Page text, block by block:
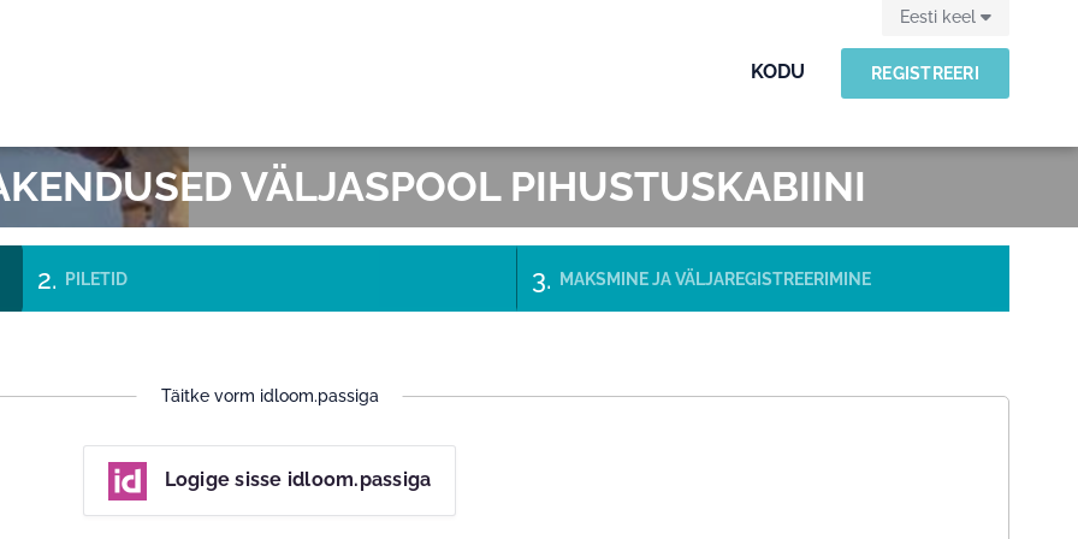
KODU REGISTREERI
Eesti keel
VÄLJASPOOL PIHUSTUSKABIINI
PILETID MAKSMINE JA VÄLJAREGISTREERIMINE
Täitke vorm idloom.passiga
Logige sisse idloom.passiga